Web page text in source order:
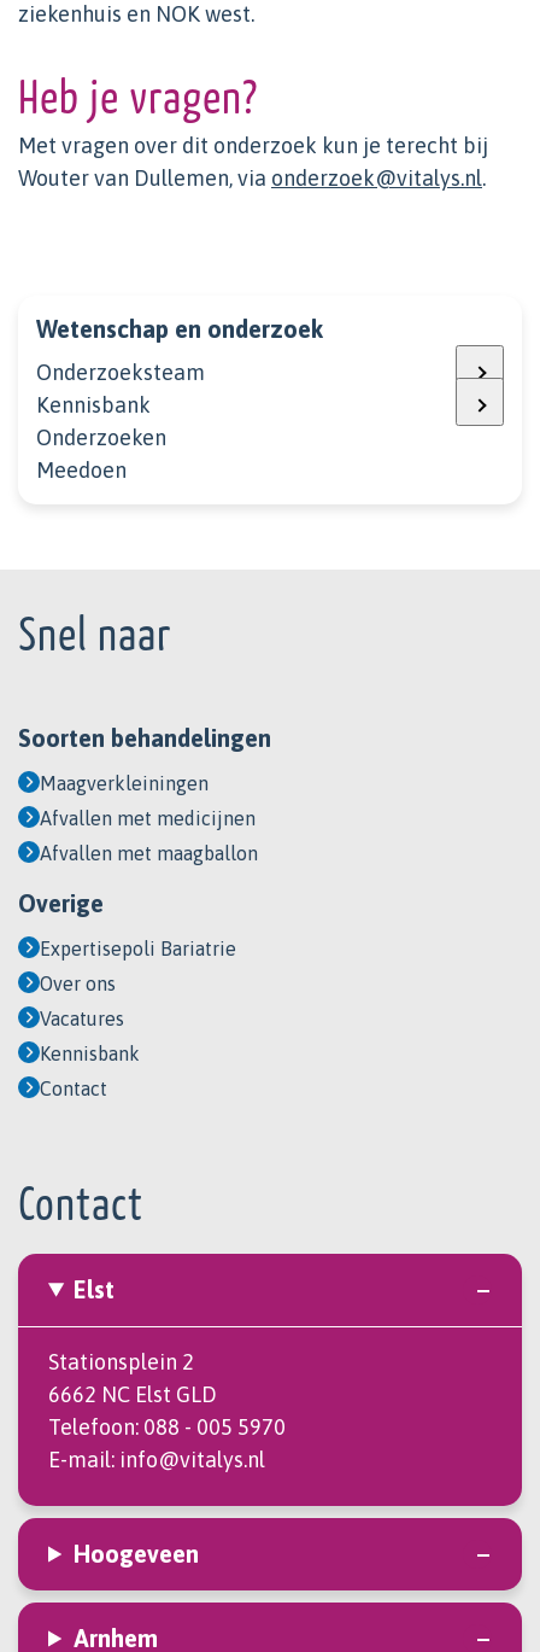
Wetenschap en onderzoek
Onderzoeksteam
Kennisbank
Onderzoeken
Meedoen
ziekenhuis en NOK west.
Heb je vragen?
Met vragen over dit onderzoek kun je terecht bij
Wouter van Dullemen, via onderzoek@vitalys.nl.
Snel naar
Soorten behandelingen
Maagverkleiningen
Afvallen met medicijnen
Afvallen met maagballon
Overige
Expertisepoli Bariatrie
Over ons
Vacatures
Kennisbank
Contact
Contact
Elst
Stationsplein 2
6662 NC Elst GLD
Telefoon: 088 - 005 5970
E-mail: info@vitalys.nl
Hoogeveen
Arnhem